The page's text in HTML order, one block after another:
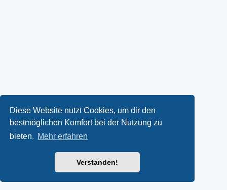
Diese Website nutzt Cookies, um dir den
bestmöglichen Komfort bei der Nutzung zu
bieten. Mehr erfahren
Verstanden!